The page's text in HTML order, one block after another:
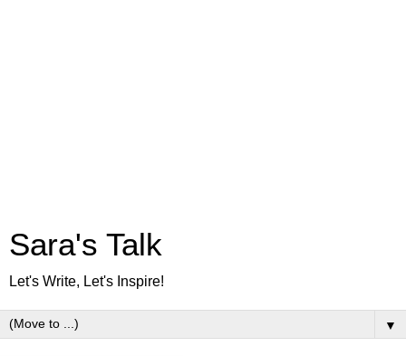
Sara's Talk
Let's Write, Let's Inspire!
▼